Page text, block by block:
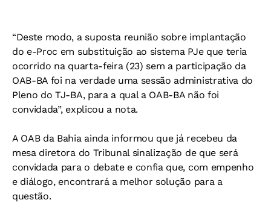
“Deste modo, a suposta reunião sobre implantação
do e-Proc em substituição ao sistema PJe que teria
ocorrido na quarta-feira (23) sem a participação da
OAB-BA foi na verdade uma sessão administrativa do
Pleno do TJ-BA, para a qual a OAB-BA não foi
convidada”, explicou a nota.
A OAB da Bahia ainda informou que já recebeu da
mesa diretora do Tribunal sinalização de que será
convidada para o debate e confia que, com empenho
e diálogo, encontrará a melhor solução para a
questão.